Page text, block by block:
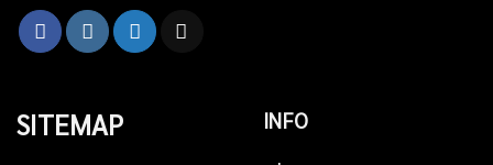
SITEMAP INFO